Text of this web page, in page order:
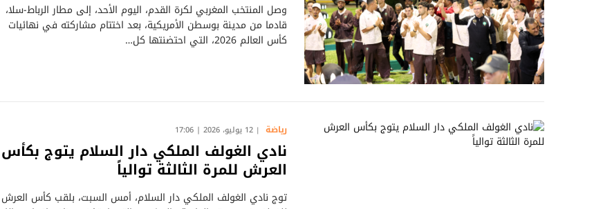
وصل المنتخب المغربي لكرة القدم، اليوم الأحد، إلى مطار الرباط-سلا،
قادما من مدينة بوسطن الأمريكية، بعد اختتام مشاركته في نهائيات
كأس العالم 2026، التي احتضنتها كل…
رياضة 12 يوليو، 2026 | 17:06
نادي الغولف الملكي دار السلام يتوج بكأس
العرش للمرة الثالثة توالياً
توج نادي الغولف الملكي دار السلام، أمس السبت، بلقب كأس العرش